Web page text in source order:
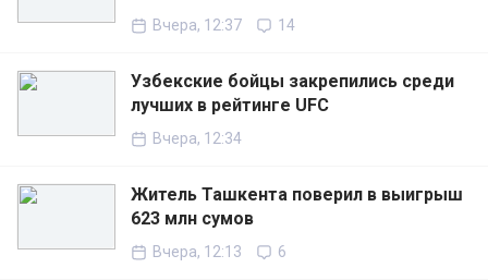
Вчера, 12:37 14
Узбекские бойцы закрепились среди
лучших в рейтинге UFC
Вчера, 12:34
Житель Ташкента поверил в выигрыш
623 млн сумов
Вчера, 12:13 6